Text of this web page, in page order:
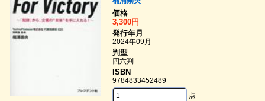
価格
3,300円
発行年月
2024年09月
判型
四六判
ISBN
9784833452489
点